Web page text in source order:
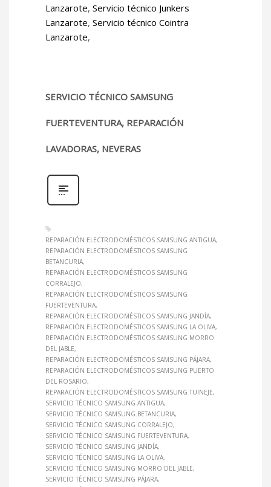
Lanzarote, Servicio técnico Junkers
Lanzarote, Servicio técnico Cointra
Lanzarote,
SERVICIO TÉCNICO SAMSUNG
FUERTEVENTURA, REPARACIÓN
LAVADORAS, NEVERAS
REPARACIÓN ELECTRODOMÉSTICOS SAMSUNG ANTIGUA
REPARACIÓN ELECTRODOMÉSTICOS SAMSUNG
BETANCURIA
REPARACIÓN ELECTRODOMÉSTICOS SAMSUNG
CORRALEJO
REPARACIÓN ELECTRODOMÉSTICOS SAMSUNG
FUERTEVENTURA
REPARACIÓN ELECTRODOMÉSTICOS SAMSUNG JANDÍA
REPARACIÓN ELECTRODOMÉSTICOS SAMSUNG LA OLIVA
REPARACIÓN ELECTRODOMÉSTICOS SAMSUNG MORRO
DEL JABLE
REPARACIÓN ELECTRODOMÉSTICOS SAMSUNG PÁJARA
REPARACIÓN ELECTRODOMÉSTICOS SAMSUNG PUERTO
DEL ROSARIO
REPARACIÓN ELECTRODOMÉSTICOS SAMSUNG TUINEJE
SERVICIO TÉCNICO SAMSUNG ANTIGUA
SERVICIO TÉCNICO SAMSUNG BETANCURIA
SERVICIO TÉCNICO SAMSUNG CORRALEJO
SERVICIO TÉCNICO SAMSUNG FUERTEVENTURA
SERVICIO TÉCNICO SAMSUNG JANDÍA
SERVICIO TÉCNICO SAMSUNG LA OLIVA
SERVICIO TÉCNICO SAMSUNG MORRO DEL JABLE
SERVICIO TÉCNICO SAMSUNG PÁJARA